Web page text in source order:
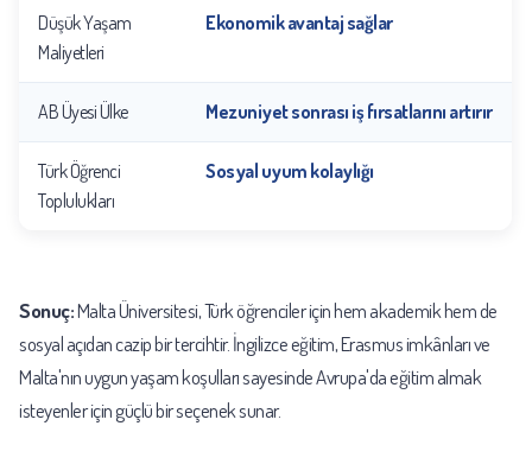
Düşük Yaşam
Maliyetleri
Ekonomik avantaj sağlar
AB Üyesi Ülke Mezuniyet sonrası iş fırsatlarını artırır
Türk Öğrenci
Toplulukları
Sosyal uyum kolaylığı
Sonuç:Malta Üniversitesi, Türk öğrenciler için hem akademik hem de
sosyal açıdan cazip bir tercihtir. İngilizce eğitim, Erasmus imkânları ve
Malta'nın uygun yaşam koşulları sayesinde Avrupa'da eğitim almak
isteyenler için güçlü bir seçenek sunar.